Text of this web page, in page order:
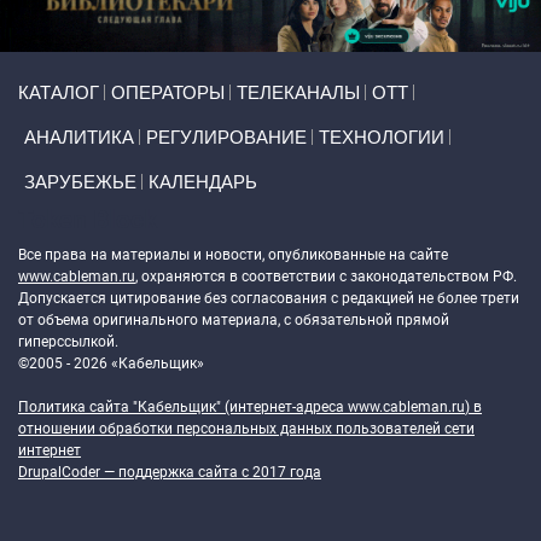
КАТАЛОГ ОПЕРАТОРЫ ТЕЛЕКАНАЛЫ ОТТ
АНАЛИТИКА РЕГУЛИРОВАНИЕ ТЕХНОЛОГИИ
ЗАРУБЕЖЬЕ КАЛЕНДАРЬ
Все права на материалы и новости, опубликованные на сайте
www.cableman.ru, охраняются в соответствии с законодательством РФ.
Допускается цитирование без согласования с редакцией не более трети
от объема оригинального материала, с обязательной прямой
гиперссылкой.
©2005 - 2026 «Кабельщик»
Политика сайта "Кабельщик" (интернет-адреса www.cableman.ru) в
отношении обработки персональных данных пользователей сети
интернет
DrupalCoder — поддержка сайта c 2017 года